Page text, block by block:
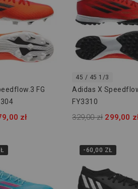
FG
zł
45 / 45 1/3
Adidas X
FY3310
329,00 zł 299,00
-60,00 ZŁ